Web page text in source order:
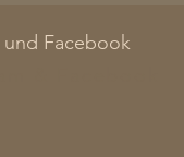
Facebook